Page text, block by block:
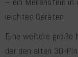
leichten Geräten.
Eine weitere große
der den alten 30-